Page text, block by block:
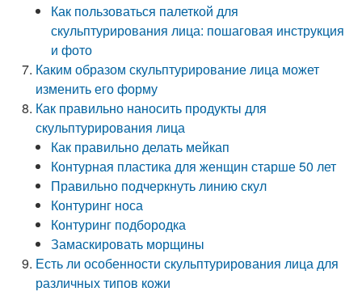
Как пользоваться палеткой для
скульптурирования лица: пошаговая инструкция
и фото
Каким образом скульптурирование лица может
изменить его форму
Как правильно наносить продукты для
скульптурирования лица
Как правильно делать мейкап
Контурная пластика для женщин старше 50 лет
Правильно подчеркнуть линию скул
Контуринг носа
Контуринг подбородка
Замаскировать морщины
Есть ли особенности скульптурирования лица для
различных типов кожи